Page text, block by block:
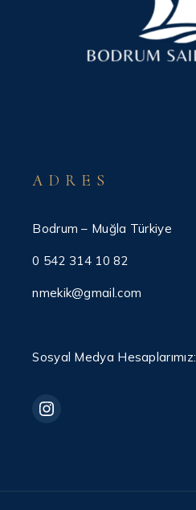
ADRES
Bodrum – Muğla Türkiye
0 542 314 10 82
nmekik@gmail.com
Sosyal Medya Hesaplarımız: